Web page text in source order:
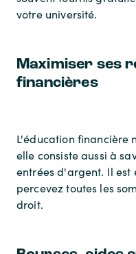
votre université.
Maximiser ses
financières
L'éducation financière
elle consiste aussi à
entrées d'argent. Il est
percevez toutes les
droit.